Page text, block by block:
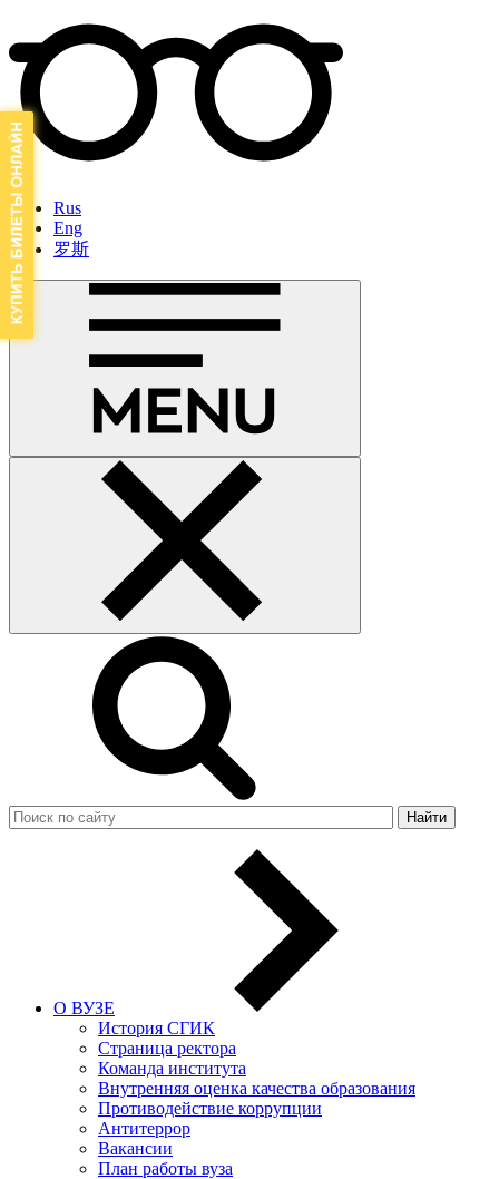
Rus
Eng
罗斯
Найти
О ВУЗЕ
История СГИК
Страница ректора
Команда института
Внутренняя оценка качества образования
Противодействие коррупции
Антитеррор
Вакансии
План работы вуза